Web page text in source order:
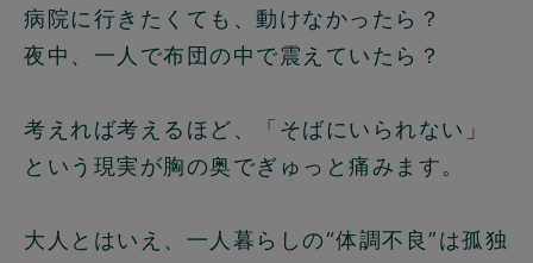
病院に行きたくても、動けなかったら？
夜中、一人で布団の中で震えていたら？
考えれば考えるほど、「そばにいられない」
という現実が胸の奥でぎゅっと痛みます。
大人とはいえ、一人暮らしの“体調不良”は孤独